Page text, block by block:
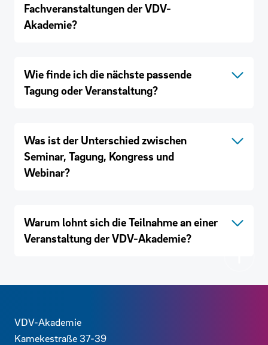
Fachveranstaltungen der VDV-
Akademie?
Wie finde ich die nächste passende
Tagung oder Veranstaltung?
Was ist der Unterschied zwischen
Seminar, Tagung, Kongress und
Webinar?
Warum lohnt sich die Teilnahme an einer
Veranstaltung der VDV-Akademie?
Kontaktdaten und weitere Links
VDV-Akademie
Kamekestraße 37-39